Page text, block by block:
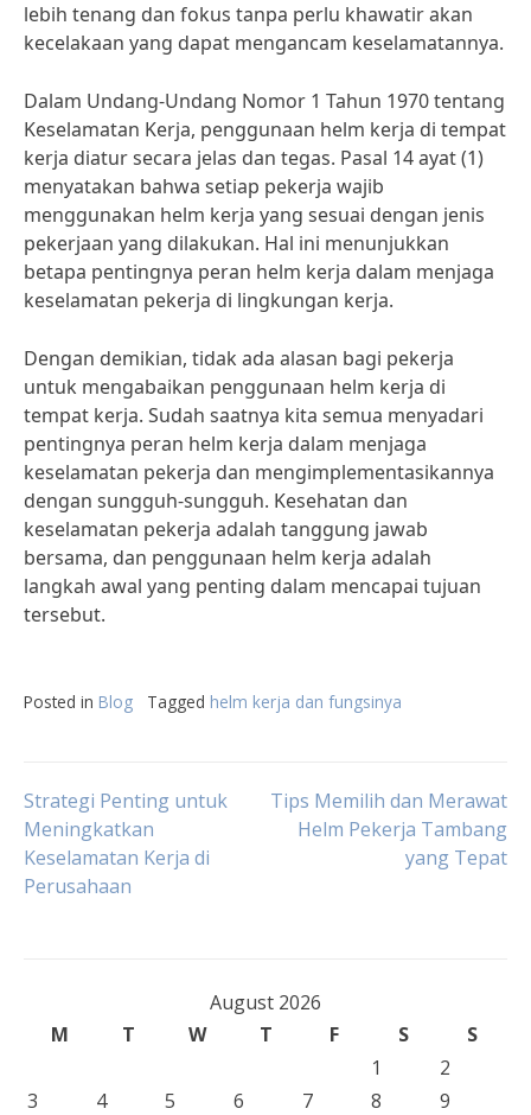
lebih tenang dan fokus tanpa perlu khawatir akan
kecelakaan yang dapat mengancam keselamatannya.
Dalam Undang-Undang Nomor 1 Tahun 1970 tentang
Keselamatan Kerja, penggunaan helm kerja di tempat
kerja diatur secara jelas dan tegas. Pasal 14 ayat (1)
menyatakan bahwa setiap pekerja wajib
menggunakan helm kerja yang sesuai dengan jenis
pekerjaan yang dilakukan. Hal ini menunjukkan
betapa pentingnya peran helm kerja dalam menjaga
keselamatan pekerja di lingkungan kerja.
Dengan demikian, tidak ada alasan bagi pekerja
untuk mengabaikan penggunaan helm kerja di
tempat kerja. Sudah saatnya kita semua menyadari
pentingnya peran helm kerja dalam menjaga
keselamatan pekerja dan mengimplementasikannya
dengan sungguh-sungguh. Kesehatan dan
keselamatan pekerja adalah tanggung jawab
bersama, dan penggunaan helm kerja adalah
langkah awal yang penting dalam mencapai tujuan
tersebut.
Posted in Blog Tagged helm kerja dan fungsinya
Post
navigation
Strategi Penting untuk
Meningkatkan
Keselamatan Kerja di
Perusahaan
Tips Memilih dan Merawat
Helm Pekerja Tambang
yang Tepat
August 2026
M
T W T F S
S
1
2
3
4 5 6 7 8
9